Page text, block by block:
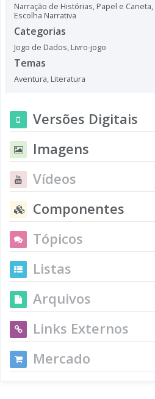
Narração de Histórias, Papel e Caneta,
Escolha Narrativa
Categorias
Jogo de Dados, Livro-jogo
Temas
Aventura, Literatura
Versões Digitais
Imagens
Vídeos
Componentes
Tópicos
Listas
Arquivos
Links Externos
Mercado